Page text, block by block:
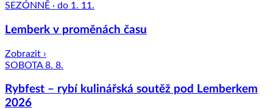
SEZÓNNĚ · do 1. 11.
Lemberk v proměnách času
Zobrazit ›
SOBOTA 8. 8.
Rybfest – rybí kulinářská soutěž pod Lemberkem
2026